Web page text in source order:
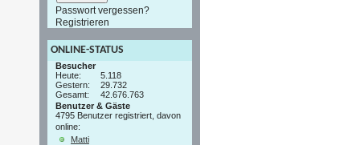
Passwort vergessen?
Registrieren
ONLINE-STATUS
Besucher
Heute:
5.118
Gestern:
29.732
Gesamt:
42.676.763
Benutzer & Gäste
4795 Benutzer registriert, davon
online:
Matti